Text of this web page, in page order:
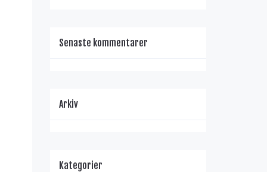
Senaste kommentarer
Arkiv
Kategorier